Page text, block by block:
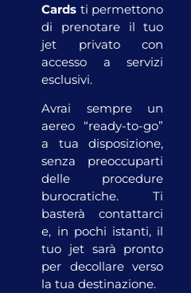
Cards ti permettono
di prenotare il tuo
jet privato con
accesso a servizi
esclusivi.
Avrai sempre un
aereo “ready-to-go”
a tua disposizione,
senza preoccuparti
delle procedure
burocratiche. Ti
basterà contattarci
e, in pochi istanti, il
tuo jet sarà pronto
per decollare verso
la tua destinazione.